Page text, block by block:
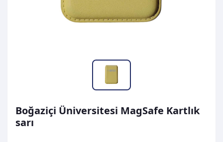
Boğaziçi Üniversitesi MagSafe Kartlık
sarı